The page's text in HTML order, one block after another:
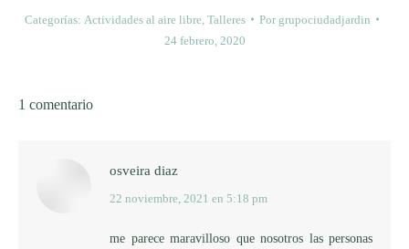
Categorías: Actividades al aire libre Talleres Por grupociudadjardin
24 febrero, 2020
1 comentario
osveira diaz
dice:
22 noviembre, 2021 en 5:18 pm
me parece maravilloso que nosotros las personas